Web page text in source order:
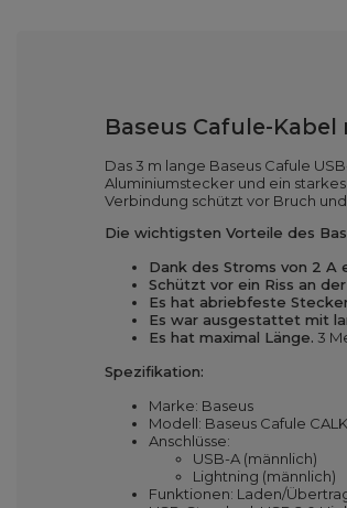
Baseus Cafule-
Das 3 m lange Baseus Cafule
Aluminiumstecker und ein
Verbindung schützt vor Bruch
Die wichtigsten Vorteile des
Dank des Stroms von 2 A
Schützt vor ein Riss an
Es hat abriebfeste
Es war ausgestattet mit
Es hat maximal Länge. 3
Spezifikation:
Marke: Baseus
Modell: Baseus Cafule
Anschlüsse:
USB-A (männlich)
Lightning (männlich)
Funktionen: Laden/